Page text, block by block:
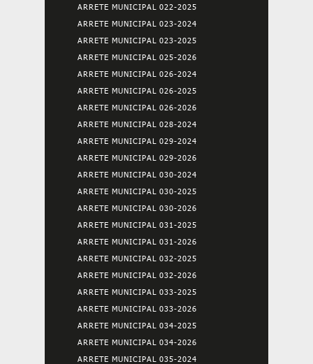
ARRETE MUNICIPAL 022-2025
ARRETE MUNICIPAL 023-2024
ARRETE MUNICIPAL 023-2025
ARRETE MUNICIPAL 025-2026
ARRETE MUNICIPAL 026-2024
ARRETE MUNICIPAL 026-2025
ARRETE MUNICIPAL 026-2026
ARRETE MUNICIPAL 028-2024
ARRETE MUNICIPAL 029-2024
ARRETE MUNICIPAL 029-2026
ARRETE MUNICIPAL 030-2024
ARRETE MUNICIPAL 030-2025
ARRETE MUNICIPAL 030-2026
ARRETE MUNICIPAL 031-2025
ARRETE MUNICIPAL 031-2026
ARRETE MUNICIPAL 032-2025
ARRETE MUNICIPAL 032-2026
ARRETE MUNICIPAL 033-2025
ARRETE MUNICIPAL 033-2026
ARRETE MUNICIPAL 034-2025
ARRETE MUNICIPAL 034-2026
ARRETE MUNICIPAL 035-2024